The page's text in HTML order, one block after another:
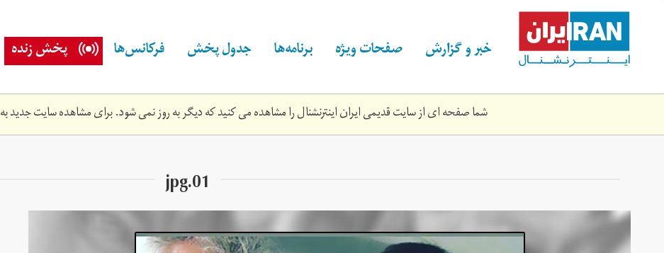
content خبر و گزارش صفحات ویژه برنامه‌ها جدول پخش فرکانس‌ها پخش زنده
شما صفحه ای از سایت قدیمی ایران اینترنشنال را مشاهده می کنید که دیگر به روز نمی شود. برای مشاهده سایت جدید به
01.jpg